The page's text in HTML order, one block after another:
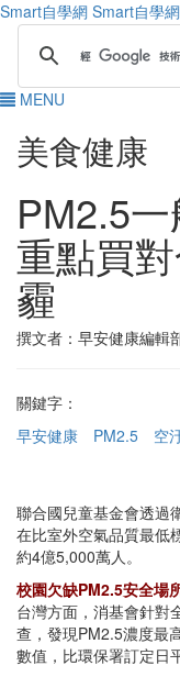
Smart自學網 Smart自學
MENU
美食健康
PM2.5
重點買
霾
撰文者：早安健康編
關鍵字：
早安健康
PM2.5 空
聯合國兒童基金會透過
在比室外空氣品質最低
約4億5,000萬人。
校園欠缺PM2.5安全場
台灣方面，消基會針對
查，發現PM2.5濃度最
數值，比環保署訂定日